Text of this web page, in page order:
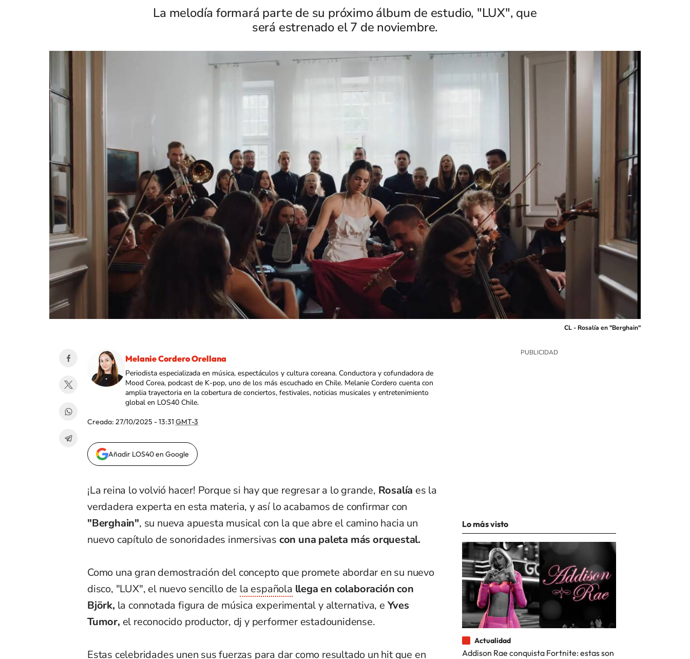
La melodía formará parte de su próximo álbum de estudio, "LUX", que
será estrenado el 7 de noviembre.
CL - Rosalía en "Berghain"
Melanie Cordero Orellana
Periodista especializada en música, espectáculos y cultura coreana. Conductora y cofundadora de
Mood Corea, podcast de K-pop, uno de los más escuchado en Chile. Melanie Cordero cuenta con
amplia trayectoria en la cobertura de conciertos, festivales, noticias musicales y entretenimiento
global en LOS40 Chile.
Creada: 27/10/2025 - 13:31 GMT-3
Añadir LOS40 en Google
¡La reina lo volvió hacer! Porque si hay que regresar a lo grande, Rosalía es la
verdadera experta en esta materia, y así lo acabamos de confirmar con
"Berghain", su nueva apuesta musical con la que abre el camino hacia un
nuevo capítulo de sonoridades inmersivas con una paleta más orquestal.
Como una gran demostración del concepto que promete abordar en su nuevo
disco, "LUX", el nuevo sencillo de la española llega en colaboración con
Björk, la connotada figura de música experimental y alternativa, eYves
Tumor, el reconocido productor, dj y performer estadounidense.
Estas celebridades unen sus fuerzas para dar como resultado un hit que en
Lo más visto
Actualidad
Addison Rae conquista Fortnite: estas son